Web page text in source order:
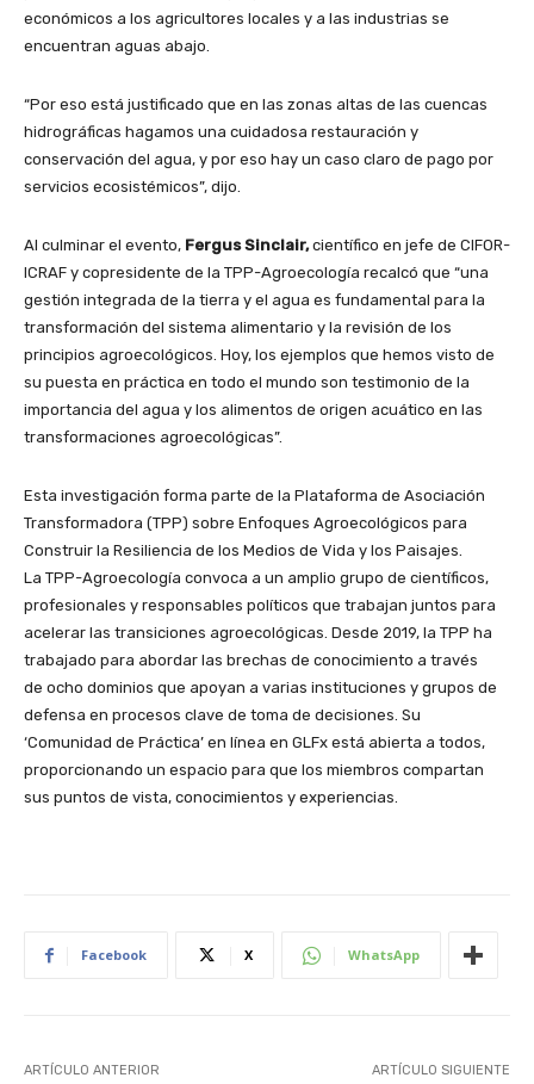
económicos a los agricultores locales y a las industrias se
encuentran aguas abajo.
“Por eso está justificado que en las zonas altas de las cuencas
hidrográficas hagamos una cuidadosa restauración y
conservación del agua, y por eso hay un caso claro de pago por
servicios ecosistémicos”, dijo.
Al culminar el evento, Fergus Sinclair,científico en jefe de CIFOR-
ICRAF y copresidente de la TPP-Agroecología recalcó que “una
gestión integrada de la tierra y el agua es fundamental para la
transformación del sistema alimentario y la revisión de los
principios agroecológicos. Hoy, los ejemplos que hemos visto de
su puesta en práctica en todo el mundo son testimonio de la
importancia del agua y los alimentos de origen acuático en las
transformaciones agroecológicas”.
Esta investigación forma parte de la Plataforma de Asociación
Transformadora (TPP) sobre Enfoques Agroecológicos para
Construir la Resiliencia de los Medios de Vida y los Paisajes.
La TPP-Agroecología convoca a un amplio grupo de científicos,
profesionales y responsables políticos que trabajan juntos para
acelerar las transiciones agroecológicas. Desde 2019, la TPP ha
trabajado para abordar las brechas de conocimiento a través
de ocho dominios que apoyan a varias instituciones y grupos de
defensa en procesos clave de toma de decisiones. Su
‘Comunidad de Práctica’ en línea en GLFx está abierta a todos,
proporcionando un espacio para que los miembros compartan
sus puntos de vista, conocimientos y experiencias.
Facebook X WhatsApp
ARTÍCULO ANTERIOR ARTÍCULO SIGUIENTE